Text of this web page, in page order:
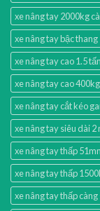
xe nâng tay 2000kg
xe nâng tay bậc
xe nâng tay cao 1.5
xe nâng tay cao
xe nâng tay cắt kéo
xe nâng tay siêu dài 2
xe nâng tay thấp
xe nâng tay thấp
xe nâng tay thấp